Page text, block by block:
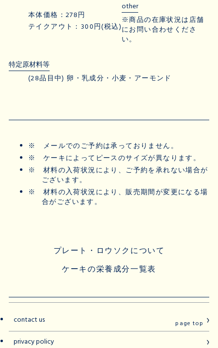
本体価格：278円
テイクアウト：300円(税込)
other
※商品の在庫状況は店舗
にお問い合わせくださ
い。
特定原材料等
(28品目中) 卵・乳成分・小麦・アーモンド
※ メールでのご予約は承っておりません。
※ ケーキによってピースのサイズが異なります。
※ 材料の入荷状況により、ご予約を承れない場合が
ございます。
※ 材料の入荷状況により、販売期間が変更になる場
合がございます。
プレート・ロウソクについて
ケーキの栄養成分一覧表
page top
contact us
privacy policy